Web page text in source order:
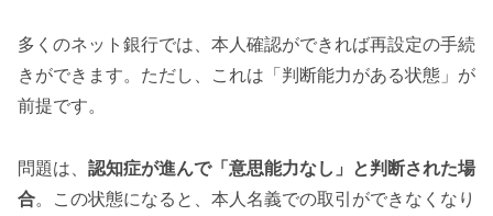
多くのネット銀行では、本人確認ができれば再設定の手続
きができます。ただし、これは「判断能力がある状態」が
前提です。
問題は、 認知症が進んで「意思能力なし」と判断された場
合。この状態になると、本人名義での取引ができなくなり